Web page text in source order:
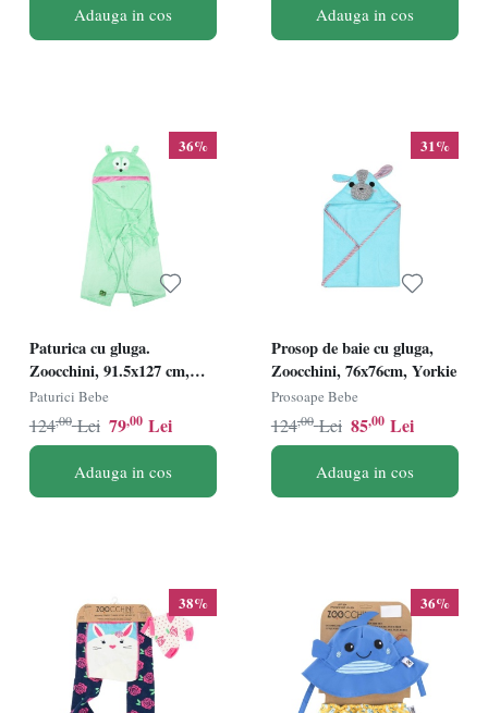
Adauga in cos Adauga in cos
36%
Paturica cu gluga.
Zoocchini, 91.5x127 cm,
Fawn
Paturici Bebe
79,00 Lei
124,00 Lei
Adauga in cos
31%
Prosop de baie cu gluga,
Zoocchini, 76x76cm, Yorkie
Prosoape Bebe
85,00 Lei
124,00 Lei
Adauga in cos
38% 36%